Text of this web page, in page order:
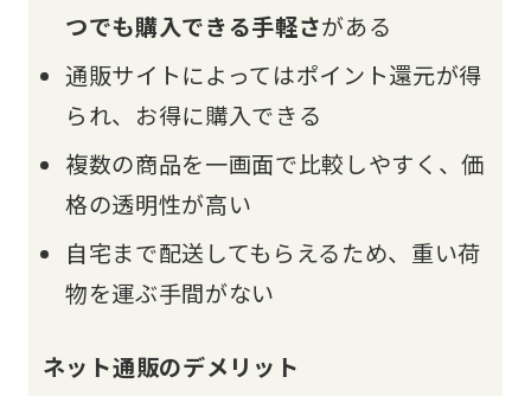
つでも購入できる手軽さがある
通販サイトによってはポイント還元が得
られ、お得に購入できる
複数の商品を一画面で比較しやすく、価
格の透明性が高い
自宅まで配送してもらえるため、重い荷
物を運ぶ手間がない
ネット通販のデメリット